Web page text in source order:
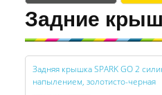
Задние
Задняя крышка SPARK GO 2
напылением, золотисто-черная